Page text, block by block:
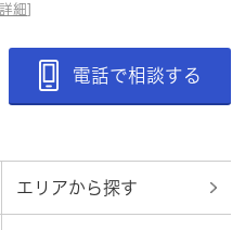
詳細]
電話で相談する
エリアから探す